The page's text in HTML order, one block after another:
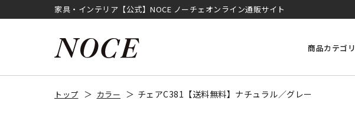
家具・インテリア【公式】NOCE ノーチェオンライン通販サイト
商品カテゴリ
トップ カラー チェアC381【送料無料】ナチュラル／グレー